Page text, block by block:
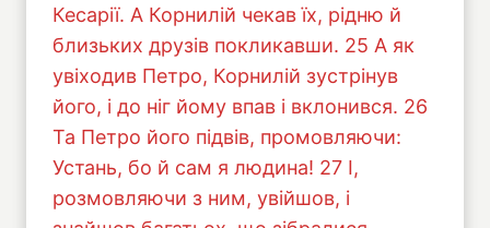
Кесарії. А Корнилій чекав їх, рідню й
близьких друзів покликавши. 25 А як
увіходив Петро, Корнилій зустрінув
його, і до ніг йому впав і вклонився. 26
Та Петро його підвів, промовляючи:
Устань, бо й сам я людина! 27 І,
розмовляючи з ним, увійшов, і